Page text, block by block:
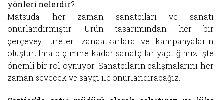
yönleri nelerdir?
Matsuda her zaman sanatçıları ve sanatı
onurlandırmıştır. Ürün tasarımından her bir
çerçeveyi üreten zanaatkarlara ve kampanyaların
oluşturulma biçimine kadar sanatçılar yaptığımız işte
önemli bir rol oynuyor. Sanatçıların çalışmalarını her
zaman sevecek ve saygı ile onurlandıracağız.